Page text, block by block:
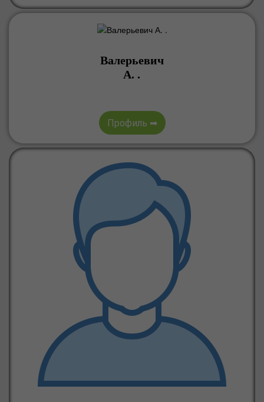
Валерьевич
А. .
Профиль ➡